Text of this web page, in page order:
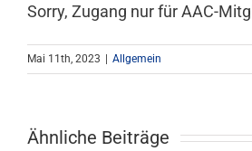
Mitgliedschaft
Service
Sorry, Zugang nur für AAC-
Mai 11th, 2023 | Allgemein
Ähnliche Beiträge